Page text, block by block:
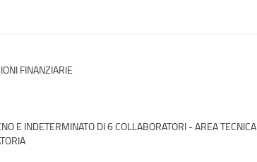
FINANZIARIE
E INDETERMINATO DI 6 COLLABORATORI - AREA